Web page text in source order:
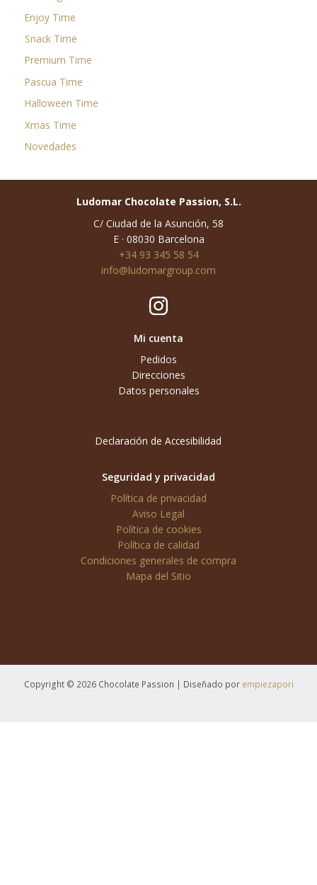
Enjoy Time
Snack Time
Premium Time
Pascua Time
Halloween Time
Xmas Time
Novedades
Ludomar Chocolate Passion, S.L.
C/ Ciudad de la Asunción, 58
E · 08030 Barcelona
+34 93 345 58 54
info@ludomargroup.com
Mi cuenta
Pedidos
Direcciones
Datos personales
Declaración de Accesibilidad
Seguridad y privacidad
Política de privacidad
Aviso Legal
Política de cookies
Política de calidad
Condiciones generales de compra
Mapa del Sitio
Copyright © 2026 Chocolate Passion | Diseñado por empiezapori